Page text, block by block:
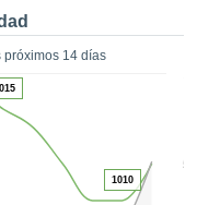
próximos 14 días
50
1010